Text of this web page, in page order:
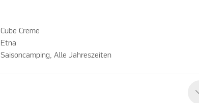
Cube Creme
Etna
Saisoncamping, Alle Jahreszeiten